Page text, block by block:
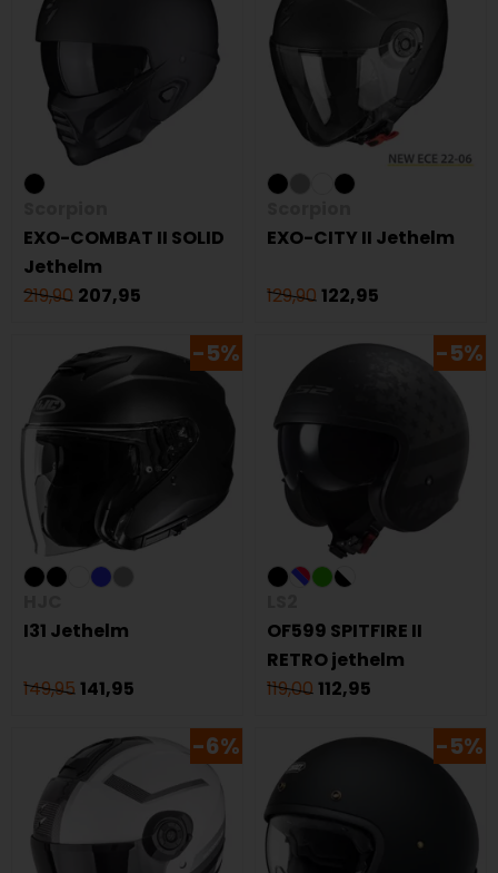
EXO-COMBAT II SOLID
Jethelm
219,90 207,95
EXO-CITY II Jethelm
129,90 122,95
-5%
I31 Jethelm
149,95 141,95
-5%
OF599 SPITFIRE II
RETRO jethelm
119,00112,95
-6% -5%